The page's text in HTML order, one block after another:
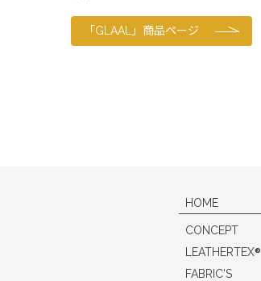
「GLAAL」商品ページ
HOME
CONCEPT
LEATHERTEX®
FABRIC'S